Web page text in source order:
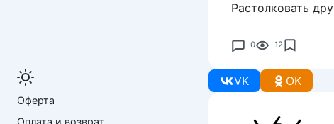
Растолковать
0 12
VK OK
Оферта
Оплата и возврат